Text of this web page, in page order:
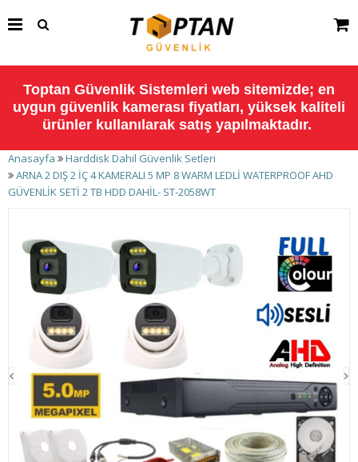
Toptan Güvenlik Sistemleri web sitemizde; en
uygun güvenlik kamerası fiyatları, yüksek kaliteli
ürünler kullanılarak satış yapılmaktadır.
Anasayfa
Harddisk Dahil Güvenlik Setleri
ARNA 2 DIŞ 2 İÇ 4 KAMERALI 5 MP 8 WARM LEDLİ WATERPROOF AHD
GÜVENLİK SETİ 2 TB HDD DAHİL- ST-2058WT